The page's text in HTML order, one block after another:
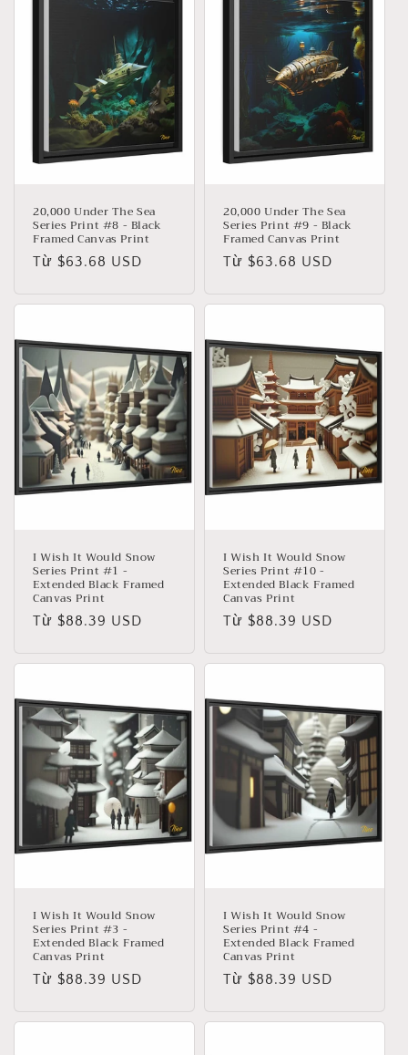
20,000 Under The Sea
Series Print #8 - Black
Framed Canvas Print
Giá
thường
Từ $63.68 USD
20,000 Under The Sea
Series Print #9 - Black
Framed Canvas Print
Giá
thường
Từ $63.68 USD
I Wish It Would Snow
Series Print #1 -
Extended Black Framed
Canvas Print
Giá
thường
Từ $88.39 USD
I Wish It Would Snow
Series Print #10 -
Extended Black Framed
Canvas Print
Giá
thường
Từ $88.39 USD
I Wish It Would Snow
Series Print #3 -
Extended Black Framed
Canvas Print
Giá
thường
Từ $88.39 USD
I Wish It Would Snow
Series Print #4 -
Extended Black Framed
Canvas Print
Giá
thường
Từ $88.39 USD